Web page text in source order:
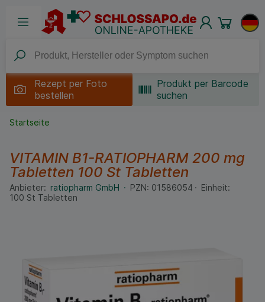
Rezept per Foto
bestellen
Produkt per Barcode
suchen
Startseite
VITAMIN B1-RATIOPHARM 200 mg
Tabletten 100 St Tabletten
Anbieter: ratiopharm GmbH PZN: 01586054
Einheit:
100 St Tabletten